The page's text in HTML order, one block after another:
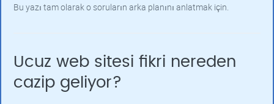
Bu yazı tam olarak o soruların arka planını anlatmak için.
Ucuz web sitesi fikri nereden
cazip geliyor?